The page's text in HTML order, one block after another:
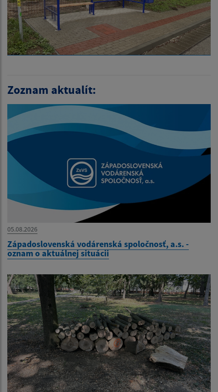
Zoznam aktualít:
05.08.2026
Západoslovenská vodárenská spoločnosť, a.s. -
oznam o aktuálnej situácii